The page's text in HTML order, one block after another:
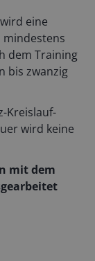
eine
dem Training
bis zwanzig
Kreislauf-
wird keine
mit dem